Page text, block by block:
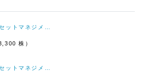
ットマネジメ…
株）
ットマネジメ…